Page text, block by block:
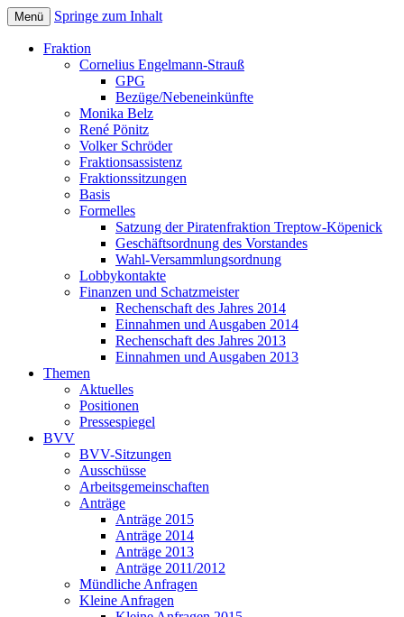
Piratenfraktion
Treptow-Köpenick
Menü Springe zum Inhalt
Fraktion
Cornelius Engelmann-Strauß
GPG
Bezüge/Nebeneinkünfte
Monika Belz
René Pönitz
Volker Schröder
Fraktionsassistenz
Fraktionssitzungen
Basis
Formelles
Satzung der Piratenfraktion Treptow-Köpenick
Geschäftsordnung des Vorstandes
Wahl-Versammlungsordnung
Lobbykontakte
Finanzen und Schatzmeister
Rechenschaft des Jahres 2014
Einnahmen und Ausgaben 2014
Rechenschaft des Jahres 2013
Einnahmen und Ausgaben 2013
Themen
Aktuelles
Positionen
Pressespiegel
BVV
BVV-Sitzungen
Ausschüsse
Arbeitsgemeinschaften
Anträge
Anträge 2015
Anträge 2014
Anträge 2013
Anträge 2011/2012
Mündliche Anfragen
Kleine Anfragen